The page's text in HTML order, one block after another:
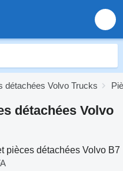
détachées Volvo Trucks
détachées Volvo
pièces détachées Volvo B7